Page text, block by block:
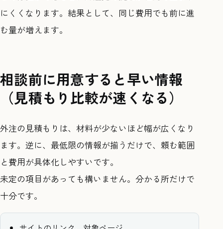
にくくなります。結果として、同じ費用でも前に進
む量が増えます。
相談前に用意すると早い情報
（見積もり比較が速くなる）
外注の見積もりは、材料が少ないほど幅が広くなり
ます。逆に、最低限の情報が揃うだけで、頼む範囲
と費用が具体化しやすいです。
未定の項目があっても構いません。分かる所だけで
十分です。